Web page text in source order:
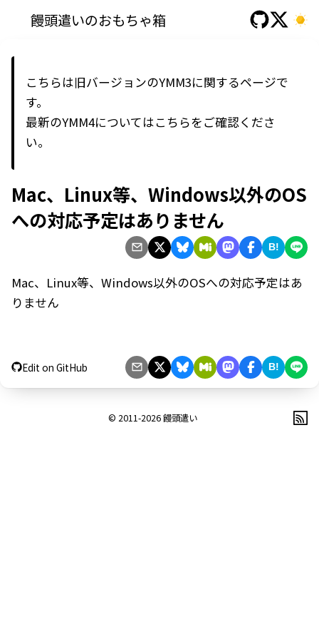
饅頭遣いのおもちゃ箱
こちらは旧バージョンのYMM3に関するページで
す。
最新のYMM4についてはこちらをご確認くださ
い。
Mac、Linux等、Windows以外のOS
への対応予定はありません
B!
Mac、Linux等、Windows以外のOSへの対応予定はあ
りません
Edit on GitHub B!
© 2011-2026饅頭遣い